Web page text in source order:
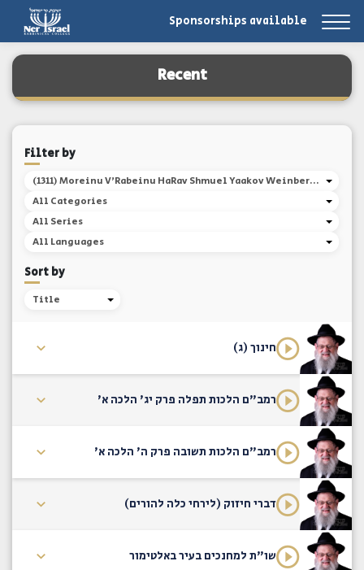
Sponsorships available
Recent
Filter by
(1311) Moreinu V'Rabeinu HaRav Shmuel Yaakov Weinberg, ...
All Categories
All Series
All Languages
Sort by
Title
חינוך (ג)
רמב"ם הלכות תפלה פרק יג' הלכה א'
רמב"ם הלכות תשובה פרק ה' הלכה א'
דברי חיזוק (לירחי כלה להורים)
שו"ת למחנכים בעיר באלטימור